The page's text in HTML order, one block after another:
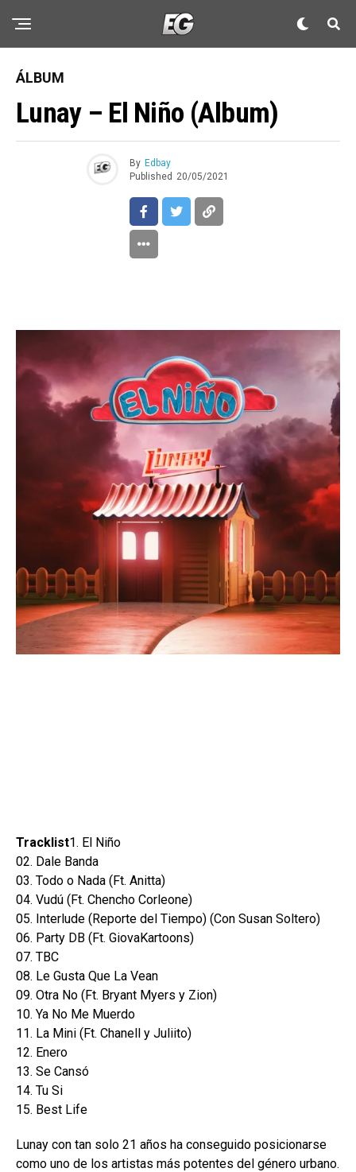
ÁLBUM
Lunay – El Niño (Album)
By Edbay
Published 20/05/2021
Tracklist1. El Niño
02. Dale Banda
03. Todo o Nada (Ft. Anitta)
04. Vudú (Ft. Chencho Corleone)
05. Interlude (Reporte del Tiempo) (Con Susan Soltero)
06. Party DB (Ft. GiovaKartoons)
07. TBC
08. Le Gusta Que La Vean
09. Otra No (Ft. Bryant Myers y Zion)
10. Ya No Me Muerdo
11. La Mini (Ft. Chanell y Juliito)
12. Enero
13. Se Cansó
14. Tu Si
15. Best Life
Lunay con tan solo 21 años ha conseguido posicionarse
como uno de los artistas más potente s del género urbano.